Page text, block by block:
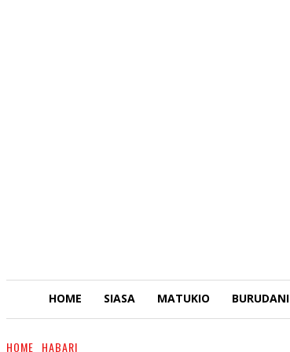
HOME SIASA MATUKIO BURUDANI
HOME HABARI